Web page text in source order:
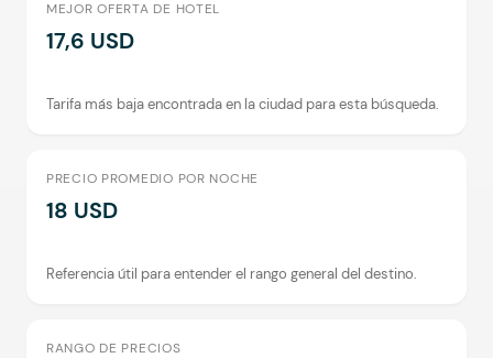
MEJOR OFERTA DE HOTEL
17,6 USD
Tarifa más baja encontrada en la ciudad para esta búsqueda.
PRECIO PROMEDIO POR NOCHE
18 USD
Referencia útil para entender el rango general del destino.
RANGO DE PRECIOS